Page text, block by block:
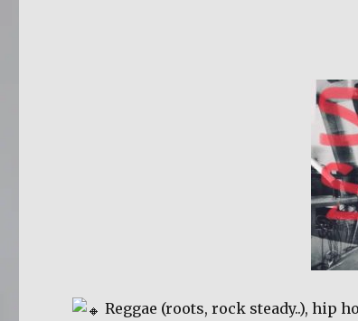
Reggae (roots, rock steady..), hip